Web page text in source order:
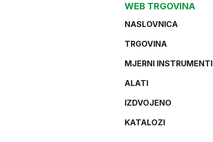
WEB TRGOVINA
NASLOVNICA
TRGOVINA
MJERNI INSTRUMENTI
ALATI
IZDVOJENO
KATALOZI